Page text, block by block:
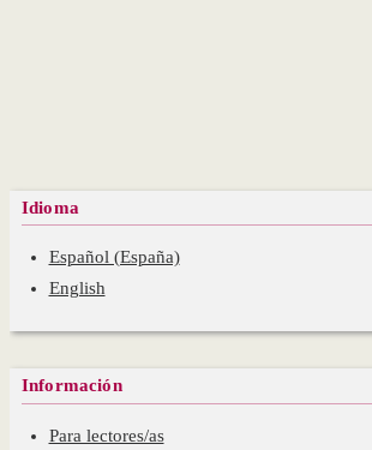
Idioma
Español (España)
English
Información
Para lectores/as